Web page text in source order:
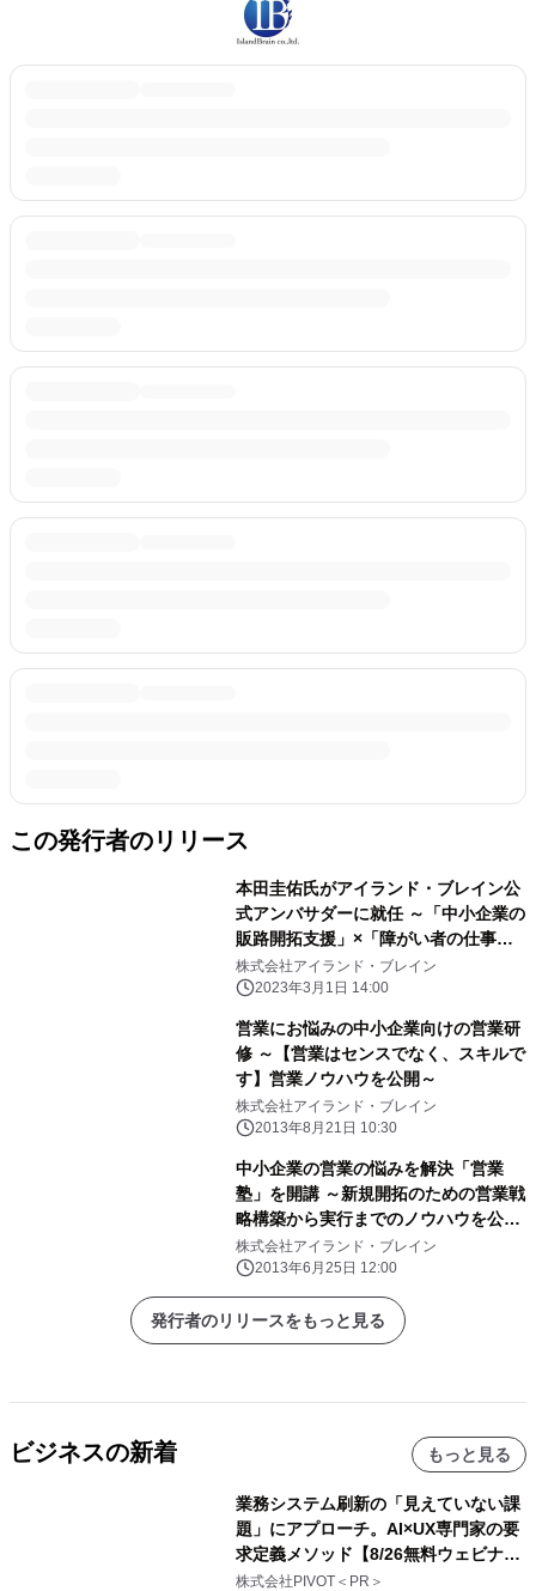
この発行者のリリース
本田圭佑氏がアイランド・ブレイン公
式アンバサダーに就任 ～「中小企業の
販路開拓支援」×「障がい者の仕事創
出」に共感～
株式会社アイランド・ブレイン
2023年3月1日 14:00
営業にお悩みの中小企業向けの営業研
修 ～【営業はセンスでなく、スキルで
す】営業ノウハウを公開～
株式会社アイランド・ブレイン
2013年8月21日 10:30
中小企業の営業の悩みを解決「営業
塾」を開講 ～新規開拓のための営業戦
略構築から実行までのノウハウを公開
～
株式会社アイランド・ブレイン
2013年6月25日 12:00
発行者のリリースをもっと見る
ビジネスの新着 もっと見る
業務システム刷新の「見えていない課
題」にアプローチ。AI×UX専門家の要
求定義メソッド【8/26無料ウェビナ
ー】株式会社PIVOT
株式会社PIVOT＜PR＞